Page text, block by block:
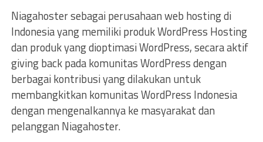
Niagahoster sebagai perusahaan web hosting di
Indonesia yang memiliki produk WordPress Hosting
dan produk yang dioptimasi WordPress, secara aktif
giving back pada komunitas WordPress dengan
berbagai kontribusi yang dilakukan untuk
membangkitkan komunitas WordPress Indonesia
dengan mengenalkannya ke masyarakat dan
pelanggan Niagahoster.